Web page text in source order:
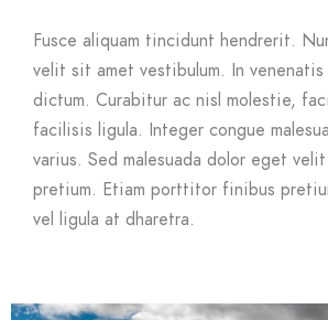
Fusce aliquam tincidunt hendrerit.
velit sit amet vestibulum. In
dictum. Curabitur ac nisl molestie,
facilisis ligula. Integer congue
varius. Sed malesuada dolor eget
pretium. Etiam porttitor finibus
vel ligula at dharetra.